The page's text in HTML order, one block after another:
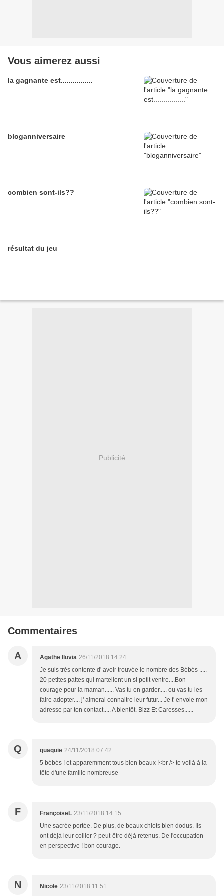
Vous aimerez aussi
la gagnante est................
bloganniversaire
combien sont-ils??
résultat du jeu
Publicité
Commentaires
A Agathe lluvia 26/11/2018 14:24
Je suis très contente d' avoir trouvée le nombre des Bébés .....
20 petites pattes qui martellent un si petit ventre....Bon
courage pour la maman...... Vas tu en garder..... ou vas tu les
faire adopter.... j' aimerai connaitre leur futur... Je t' envoie mon
adresse par ton contact..... A bientôt. Bizz Et Caresses......
Q quaquie 24/11/2018 07:42
5 bébés ! et apparemment tous bien beaux !<br /> te voilà à la
tête d'une famille nombreuse
F FrançoiseL 23/11/2018 14:15
Une sacrée portée. De plus, de beaux chiots bien dodus. Ils
ont déjà leur collier ? peut-être déjà retenus. De l'occupation
en perspective ! bon courage.
N Nicole 23/11/2018 11:51